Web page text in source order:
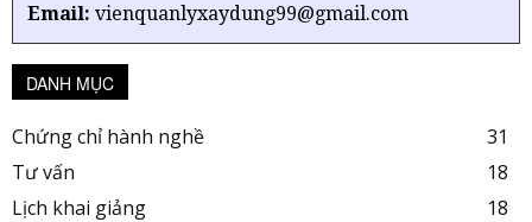
Email: vienquanlyxaydung99@gmail.com
DANH MỤC
Chứng chỉ hành nghề
31
Tư vấn
18
Lịch khai giảng
18